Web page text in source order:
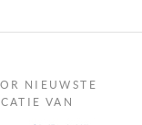
NIEUWSTE
VAN